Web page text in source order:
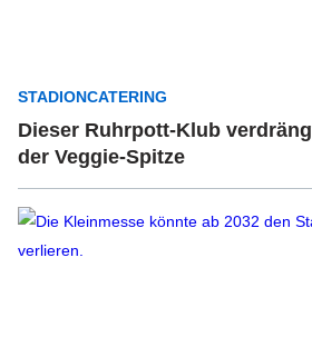
STADIONCATERING
Dieser Ruhrpott-Klub
der Veggie-Spitze